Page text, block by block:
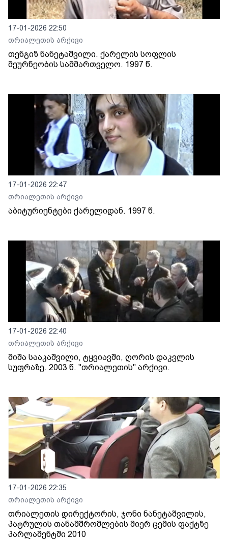
17-01-2026 22:50
თრიალეთის არქივი
თენგიზ ნანეტაშვილი. ქარელის სოფლის
მეურნეობის სამმართველო. 1997 წ.
17-01-2026 22:47
თრიალეთის არქივი
აბიტურიენტები ქარელიდან. 1997 წ.
17-01-2026 22:40
თრიალეთის არქივი
მიშა სააკაშვილი, ტყვიავში, ღორის დაკვლის
სუფრაზე. 2003 წ. "თრიალეთის" არქივი.
17-01-2026 22:35
თრიალეთის არქივი
თრიალეთის დირექტორის, ჯონი ნანეტაშვილის,
პატრულის თანამშრომლების მიერ ცემის ფაქტზე
პარლამენტში 2010